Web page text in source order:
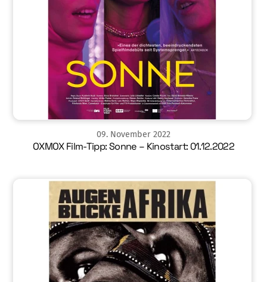
09. November 2022
OXMOX Film-Tipp: Sonne – Kinostart: 01.12.2022